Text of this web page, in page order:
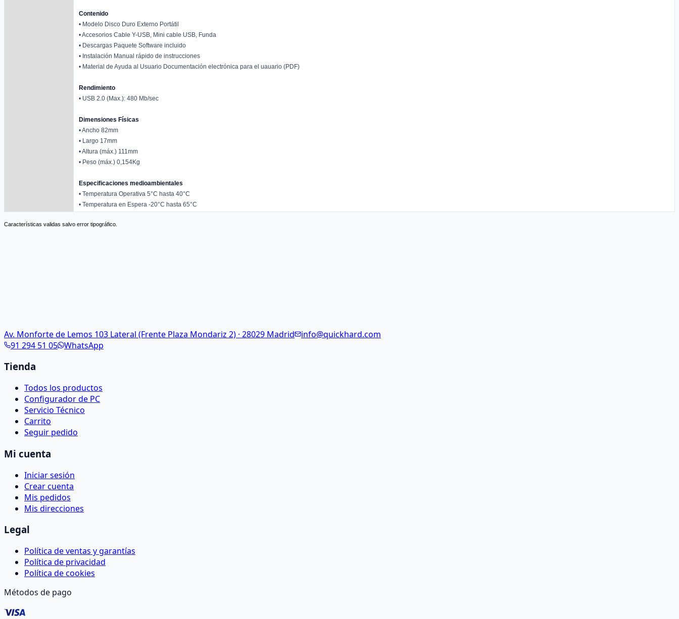
Contenido
• Modelo Disco Duro Externo Portátil
• Accesorios Cable Y-USB, Mini cable USB, Funda
• Descargas Paquete Software incluido
• Instalación Manual rápido de instrucciones
• Material de Ayuda al Usuario Documentación electrónica para el uauario (PDF)
Rendimiento
• USB 2.0 (Max.): 480 Mb/sec
Dimensiones Físicas
• Ancho 82mm
• Largo 17mm
• Altura (máx.) 111mm
• Peso (máx.) 0,154Kg
Especificaciones medioambientales
• Temperatura Operativa 5°C hasta 40°C
• Temperatura en Espera -20°C hasta 65°C
Características validas salvo error tipográfico.
Av. Monforte de Lemos 103 Lateral (Frente Plaza Mondariz 2) · 28029 Madrid
info@quickhard.com
91 294 51 05 WhatsApp
Tienda
Todos los productos
Configurador de PC
Servicio Técnico
Carrito
Seguir pedido
Mi cuenta
Iniciar sesión
Crear cuenta
Mis pedidos
Mis direcciones
Legal
Política de ventas y garantías
Política de privacidad
Política de cookies
Métodos de pago